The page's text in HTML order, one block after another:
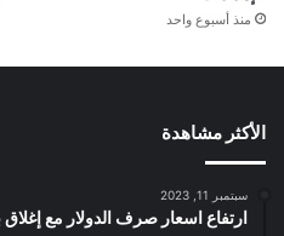
منذ أسبوع واحد
الأكثر مشاهدة
سبتمبر 11, 2023
ارتفاع اسعار صرف الدولار مع إغلاق